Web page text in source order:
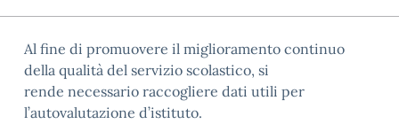
Al fine di promuovere il miglioramento continuo
della qualità del servizio scolastico, si
rende necessario raccogliere dati utili per
l’autovalutazione d’istituto.